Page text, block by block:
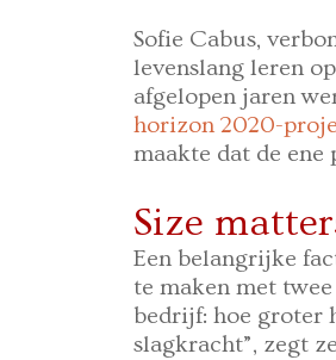
Sofie Cabus,
levenslang leren
afgelopen jaren
horizon 2020-
maakte dat de ene
Size
Een belangrijke
te maken met
bedrijf: hoe groter
slagkracht”, zegt